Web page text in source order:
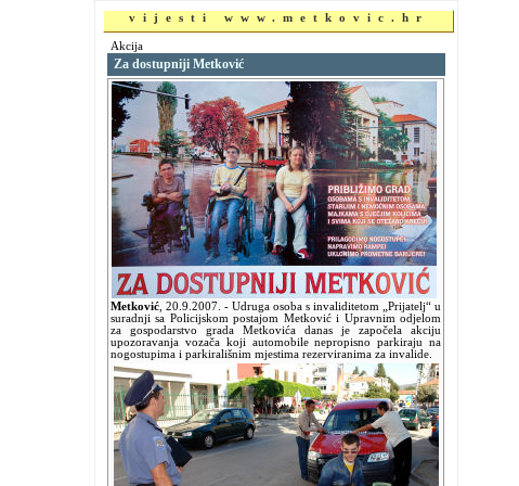
vijesti www.metkovic.hr
Akcija
Za dostupniji Metković
Metković 20.9.2007. - Udruga osoba s invaliditetom „Prijatelj“ u
suradnji sa Policijskom postajom Metković i Upravnim odjelom
za gospodarstvo grada Metkovića danas je započela akciju
upozoravanja vozača koji automobile nepropisno parkiraju na
nogostupima i parkirališnim mjestima rezerviranima za invalide.